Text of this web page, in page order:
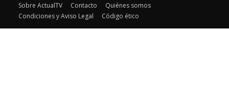
Sobre ActualTV Contacto
Quiénes somos
Condiciones y Aviso Legal
Código ético